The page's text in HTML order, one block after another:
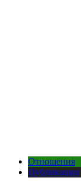
Отношения
Публикации